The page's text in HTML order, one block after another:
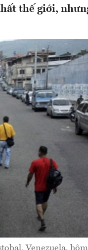
thế giới,
Venezuela, hôm